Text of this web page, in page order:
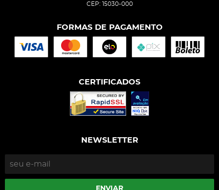
CEP: 15030-000
FORMAS DE PAGAMENTO
CERTIFICADOS
NEWSLETTER
ENVIAR